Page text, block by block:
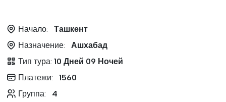
Начало:
Ташкент
Назначение:
Ашхабад
Тип тура: 10 Дней 09 Ночей
Платежи:
1560
Группа:
4